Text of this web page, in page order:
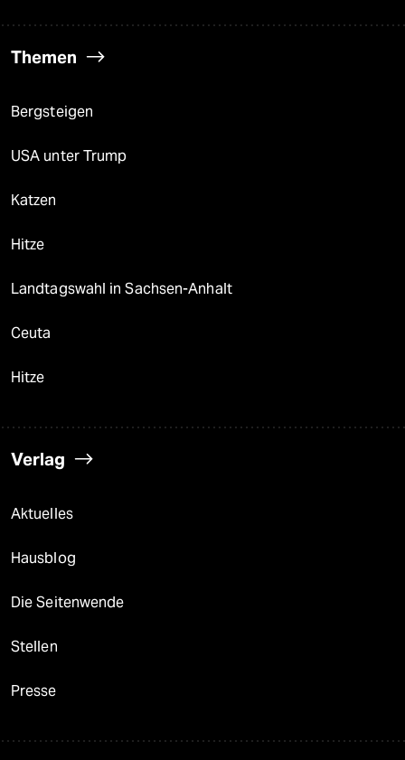
Themen
Bergsteigen
USA unter Trump
Katzen
Hitze
Landtagswahl in Sachsen-Anhalt
Ceuta
Hitze
Verlag
Aktuelles
Hausblog
Die Seitenwende
Stellen
Presse